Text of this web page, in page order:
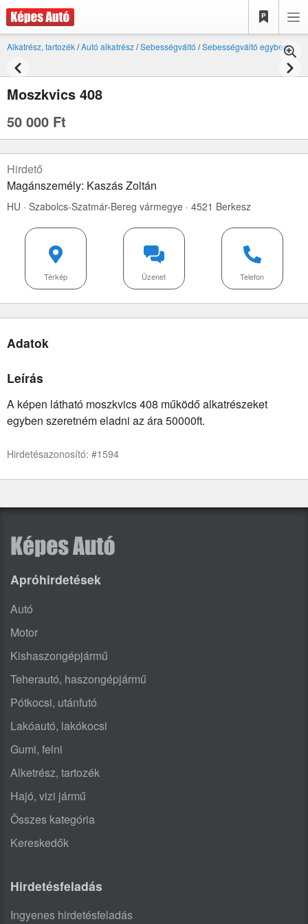
Alkatrész, tartozék/Autó alkatrész/Sebességváltó /Sebességváltó egyben
Moszkvics 408
50 000 Ft
Hirdető
Magánszemély: Kaszás Zoltán
HU · Szabolcs-Szatmár-Bereg vármegye · 4521 Berkesz
Telefon
Üzenet
Térkép
Adatok
Leírás
A képen látható moszkvics 408 működő alkatrészeket
egyben szeretném eladni az ára 50000ft.
Hirdetésazonosító: #1594
Apróhirdetések
Autó
Motor
Kishaszongépjármű
Teherautó, haszongépjármű
Pótkocsi, utánfutó
Lakóautó, lakókocsi
Gumi, felni
Alketrész, tartozék
Hajó, vizi jármű
Összes kategória
Kereskedők
Hirdetésfeladás
Ingyenes hirdetésfeladás